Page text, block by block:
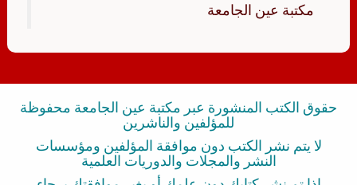
‏مكتبة عين الجامعة‏
حقوق الكتب المنشورة عبر مكتبة عين الجامعة محفوظة
للمؤلفين والناشرين
لا يتم نشر الكتب دون موافقة المؤلفين ومؤسسات
النشر والمجلات والدوريات العلمية